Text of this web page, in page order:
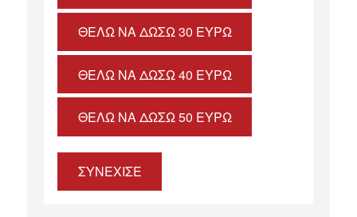
ΘΈΛΩ ΝΑ ΔΏΣΩ 30 ΕΥΡΏ
ΘΈΛΩ ΝΑ ΔΏΣΩ 40 ΕΥΡΏ
ΘΈΛΩ ΝΑ ΔΏΣΩ 50 ΕΥΡΏ
ΣΥΝΕΧΙΣΕ